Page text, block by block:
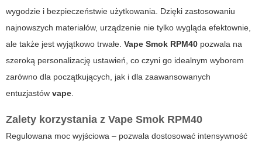
wygodzie i bezpieczeństwie użytkowania. Dzięki zastosowaniu
najnowszych materiałów, urządzenie nie tylko wygląda efektownie,
ale także jest wyjątkowo trwałe. Vape Smok RPM40 pozwala na
szeroką personalizację ustawień, co czyni go idealnym wyborem
zarówno dla początkujących, jak i dla zaawansowanych
entuzjastów vape
Zalety korzystania z Vape Smok RPM40
Regulowana moc wyjściowa – pozwala dostosować intensywność